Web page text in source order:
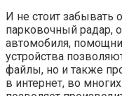
И не стоит забывать
парковочный радар,
автомобиля,
устройства
файлы, но и также
в интернет, во